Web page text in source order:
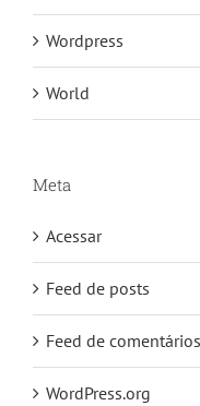
Wordpress
World
Meta
Acessar
Feed de posts
Feed de comentários
WordPress.org